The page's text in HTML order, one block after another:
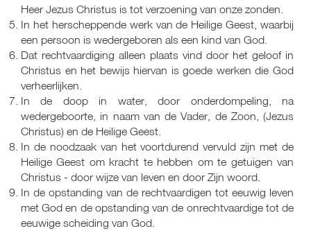
Heer Jezus Christus is tot verzoening van onze zonden.
In het herscheppende werk van de Heilige Geest, waarbij
een persoon is wedergeboren als een kind van God.
Dat rechtvaardiging alleen plaats vind door het geloof in
Christus en het bewijs hiervan is goede werken die God
verheerlijken.
In de doop in water, door onderdompeling, na
wedergeboorte, in naam van de Vader, de Zoon, (Jezus
Christus) en de Heilige Geest.
In de noodzaak van het voortdurend vervuld zijn met de
Heilige Geest om kracht te hebben om te getuigen van
Christus - door wijze van leven en door Zijn woord.
In de opstanding van de rechtvaardigen tot eeuwig leven
met God en de opstanding van de onrechtvaardige tot de
eeuwige scheiding van God.